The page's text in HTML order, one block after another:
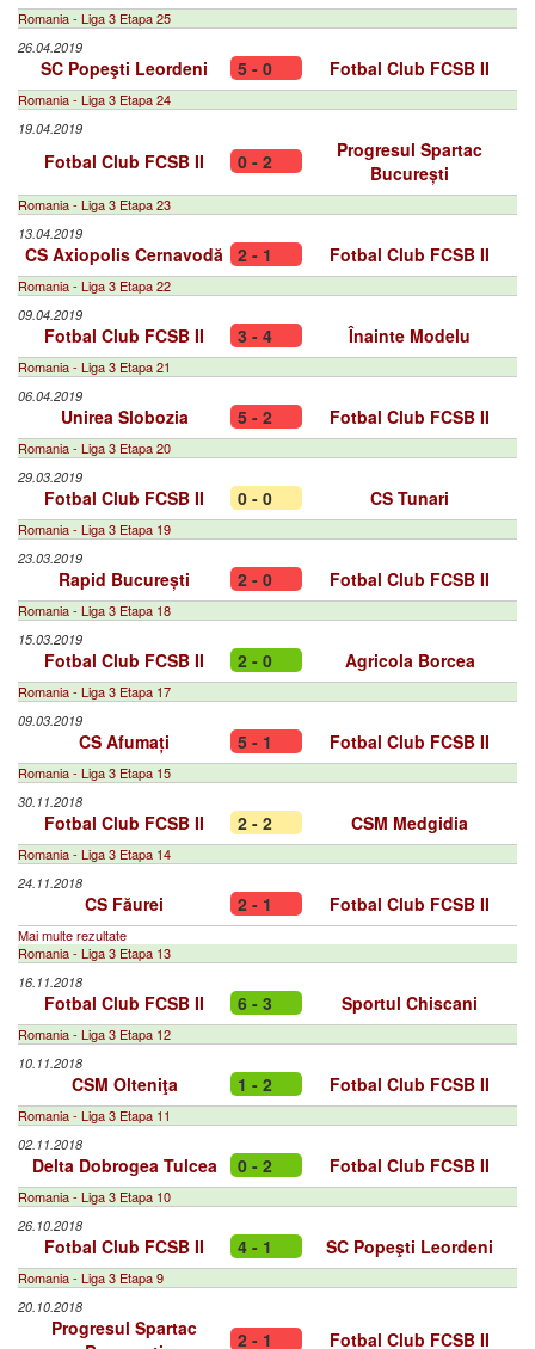
Romania - Liga 3 Etapa 25
26.04.2019
SC Popeşti Leordeni 5 - 0 Fotbal Club FCSB II
Romania - Liga 3 Etapa 24
19.04.2019
Fotbal Club FCSB II 0 - 2
Progresul Spartac
București
Romania - Liga 3 Etapa 23
13.04.2019
CS Axiopolis Cernavodă 2 - 1 Fotbal Club FCSB II
Romania - Liga 3 Etapa 22
09.04.2019
Fotbal Club FCSB II 3 - 4 Înainte Modelu
Romania - Liga 3 Etapa 21
06.04.2019
Unirea Slobozia 5 - 2 Fotbal Club FCSB II
Romania - Liga 3 Etapa 20
29.03.2019
Fotbal Club FCSB II 0 - 0 CS Tunari
Romania - Liga 3 Etapa 19
23.03.2019
Rapid București 2 - 0 Fotbal Club FCSB II
Romania - Liga 3 Etapa 18
15.03.2019
Fotbal Club FCSB II 2 - 0 Agricola Borcea
Romania - Liga 3 Etapa 17
09.03.2019
CS Afumați 5 - 1 Fotbal Club FCSB II
Romania - Liga 3 Etapa 15
30.11.2018
Fotbal Club FCSB II 2 - 2 CSM Medgidia
Romania - Liga 3 Etapa 14
24.11.2018
CS Făurei 2 - 1 Fotbal Club FCSB II
Mai multe rezultate
Romania - Liga 3 Etapa 13
16.11.2018
Fotbal Club FCSB II 6 - 3 Sportul Chiscani
Romania - Liga 3 Etapa 12
10.11.2018
CSM Olteniţa 1 - 2 Fotbal Club FCSB II
Romania - Liga 3 Etapa 11
02.11.2018
Delta Dobrogea Tulcea 0 - 2 Fotbal Club FCSB II
Romania - Liga 3 Etapa 10
26.10.2018
Fotbal Club FCSB II 4 - 1 SC Popeşti Leordeni
Romania - Liga 3 Etapa 9
20.10.2018
Progresul Spartac
2 - 1 Fotbal Club FCSB II